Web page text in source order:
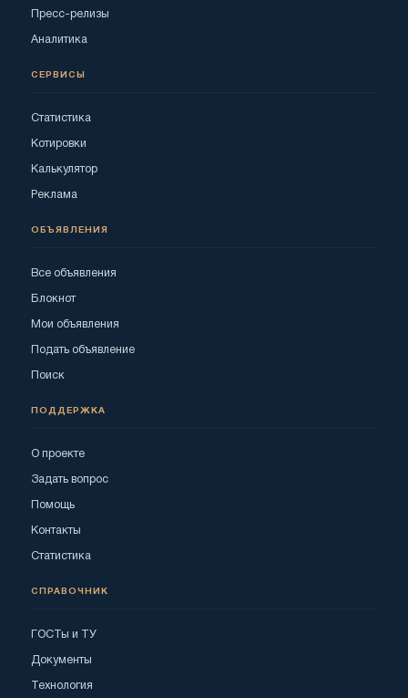
Пресс-релизы
Аналитика
СЕРВИСЫ
Статистика
Котировки
Калькулятор
Реклама
ОБЪЯВЛЕНИЯ
Все объявления
Блокнот
Мои объявления
Подать объявление
Поиск
ПОДДЕРЖКА
О проекте
Задать вопрос
Помощь
Контакты
Статистика
СПРАВОЧНИК
ГОСТы и ТУ
Документы
Технология